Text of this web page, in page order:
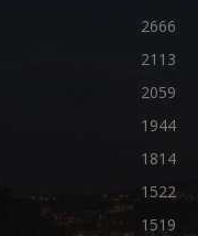
2666
2113
2059
1944
1814
1522
1519